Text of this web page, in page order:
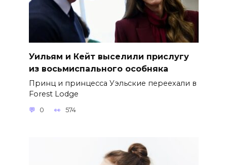
Уильям и Кейт выселили прислугу
из восьмиспального особняка
Принц и принцесса Уэльские переехали в
Forest Lodge
0 574